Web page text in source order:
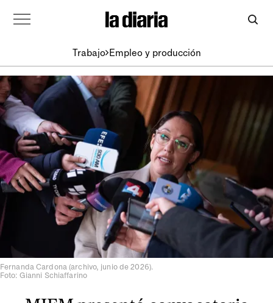
Trabajo Empleo y producción
Fernanda Cardona (archivo, junio de 2026).
Foto: Gianni Schiaffarino